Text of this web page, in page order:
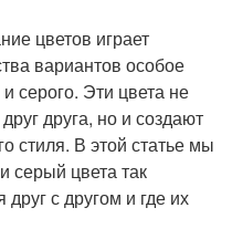
цветов играет
вариантов особое
серого. Эти цвета не
друга, но и создают
стиля. В этой статье мы
серый цвета так
с другом и где их